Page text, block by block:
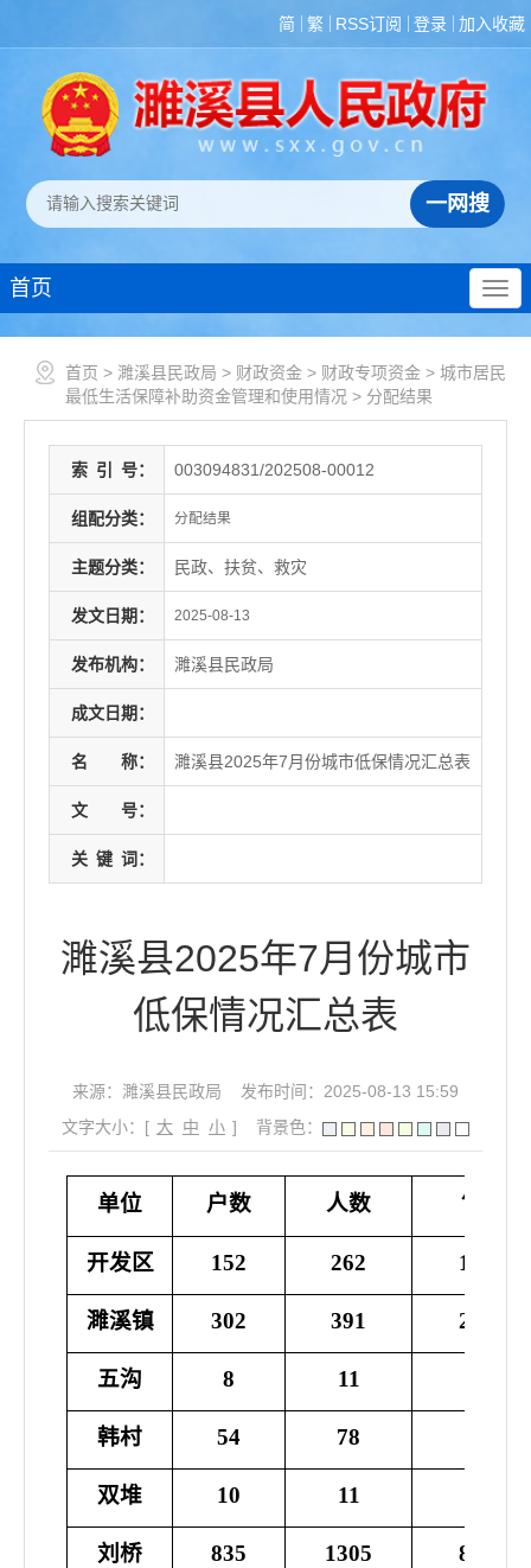
简 繁 RSS订阅 登录 加入收藏
首页
首页 > 濉溪县民政局 > 财政资金 > 财政专项资金 > 城市居民
最低生活保障补助资金管理和使用情况 > 分配结果
索 引 号： 003094831/202508-00012
组配分类： 分配结果
主题分类： 民政、扶贫、救灾
发文日期： 2025-08-13
发布机构： 濉溪县民政局
成文日期：
名 称： 濉溪县2025年7月份城市低保情况汇总表
文 号：
关 键 词：
濉溪县2025年7月份城市
低保情况汇总表
来源：濉溪县民政局
发布时间：2025-08-13 15:59
文字大小：[ 大 中 小 ] 背景色：
单位 户数 人数
月享受
开发区
152 262 173844
濉溪镇 302 391 279289
五沟 8 11
韩村 54 78
双堆 10 11
刘桥 835 1305 849361